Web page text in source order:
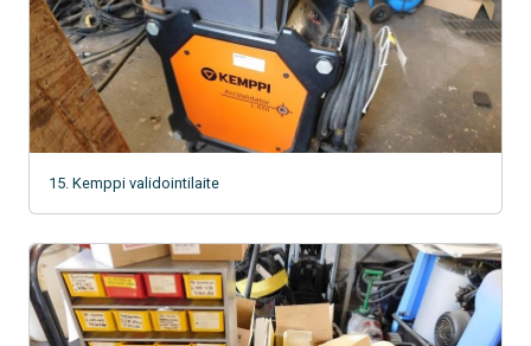
15. Kemppi validointilaite